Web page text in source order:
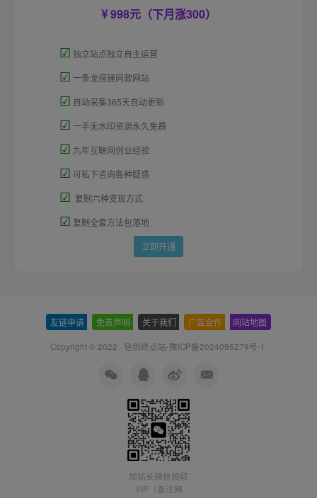
998元（下月涨300）
☑ 独立站点独立自主运营
☑ 一条龙搭建同款网站
☑ 自动采集365天自动更新
☑ 一手无水印资源永久免费
☑ 九年互联网创业经验
☑ 可私下咨询各种疑惑
☑ 复制六种变现方式
☑ 复制全套方法包落地
立即开通
友链申请 免责声明 关于我们 广告合作 网站地图
Copyright © 2022 · 轻创终点站-豫ICP备2024095279号-1
加站长微信领取
VIP（备注网